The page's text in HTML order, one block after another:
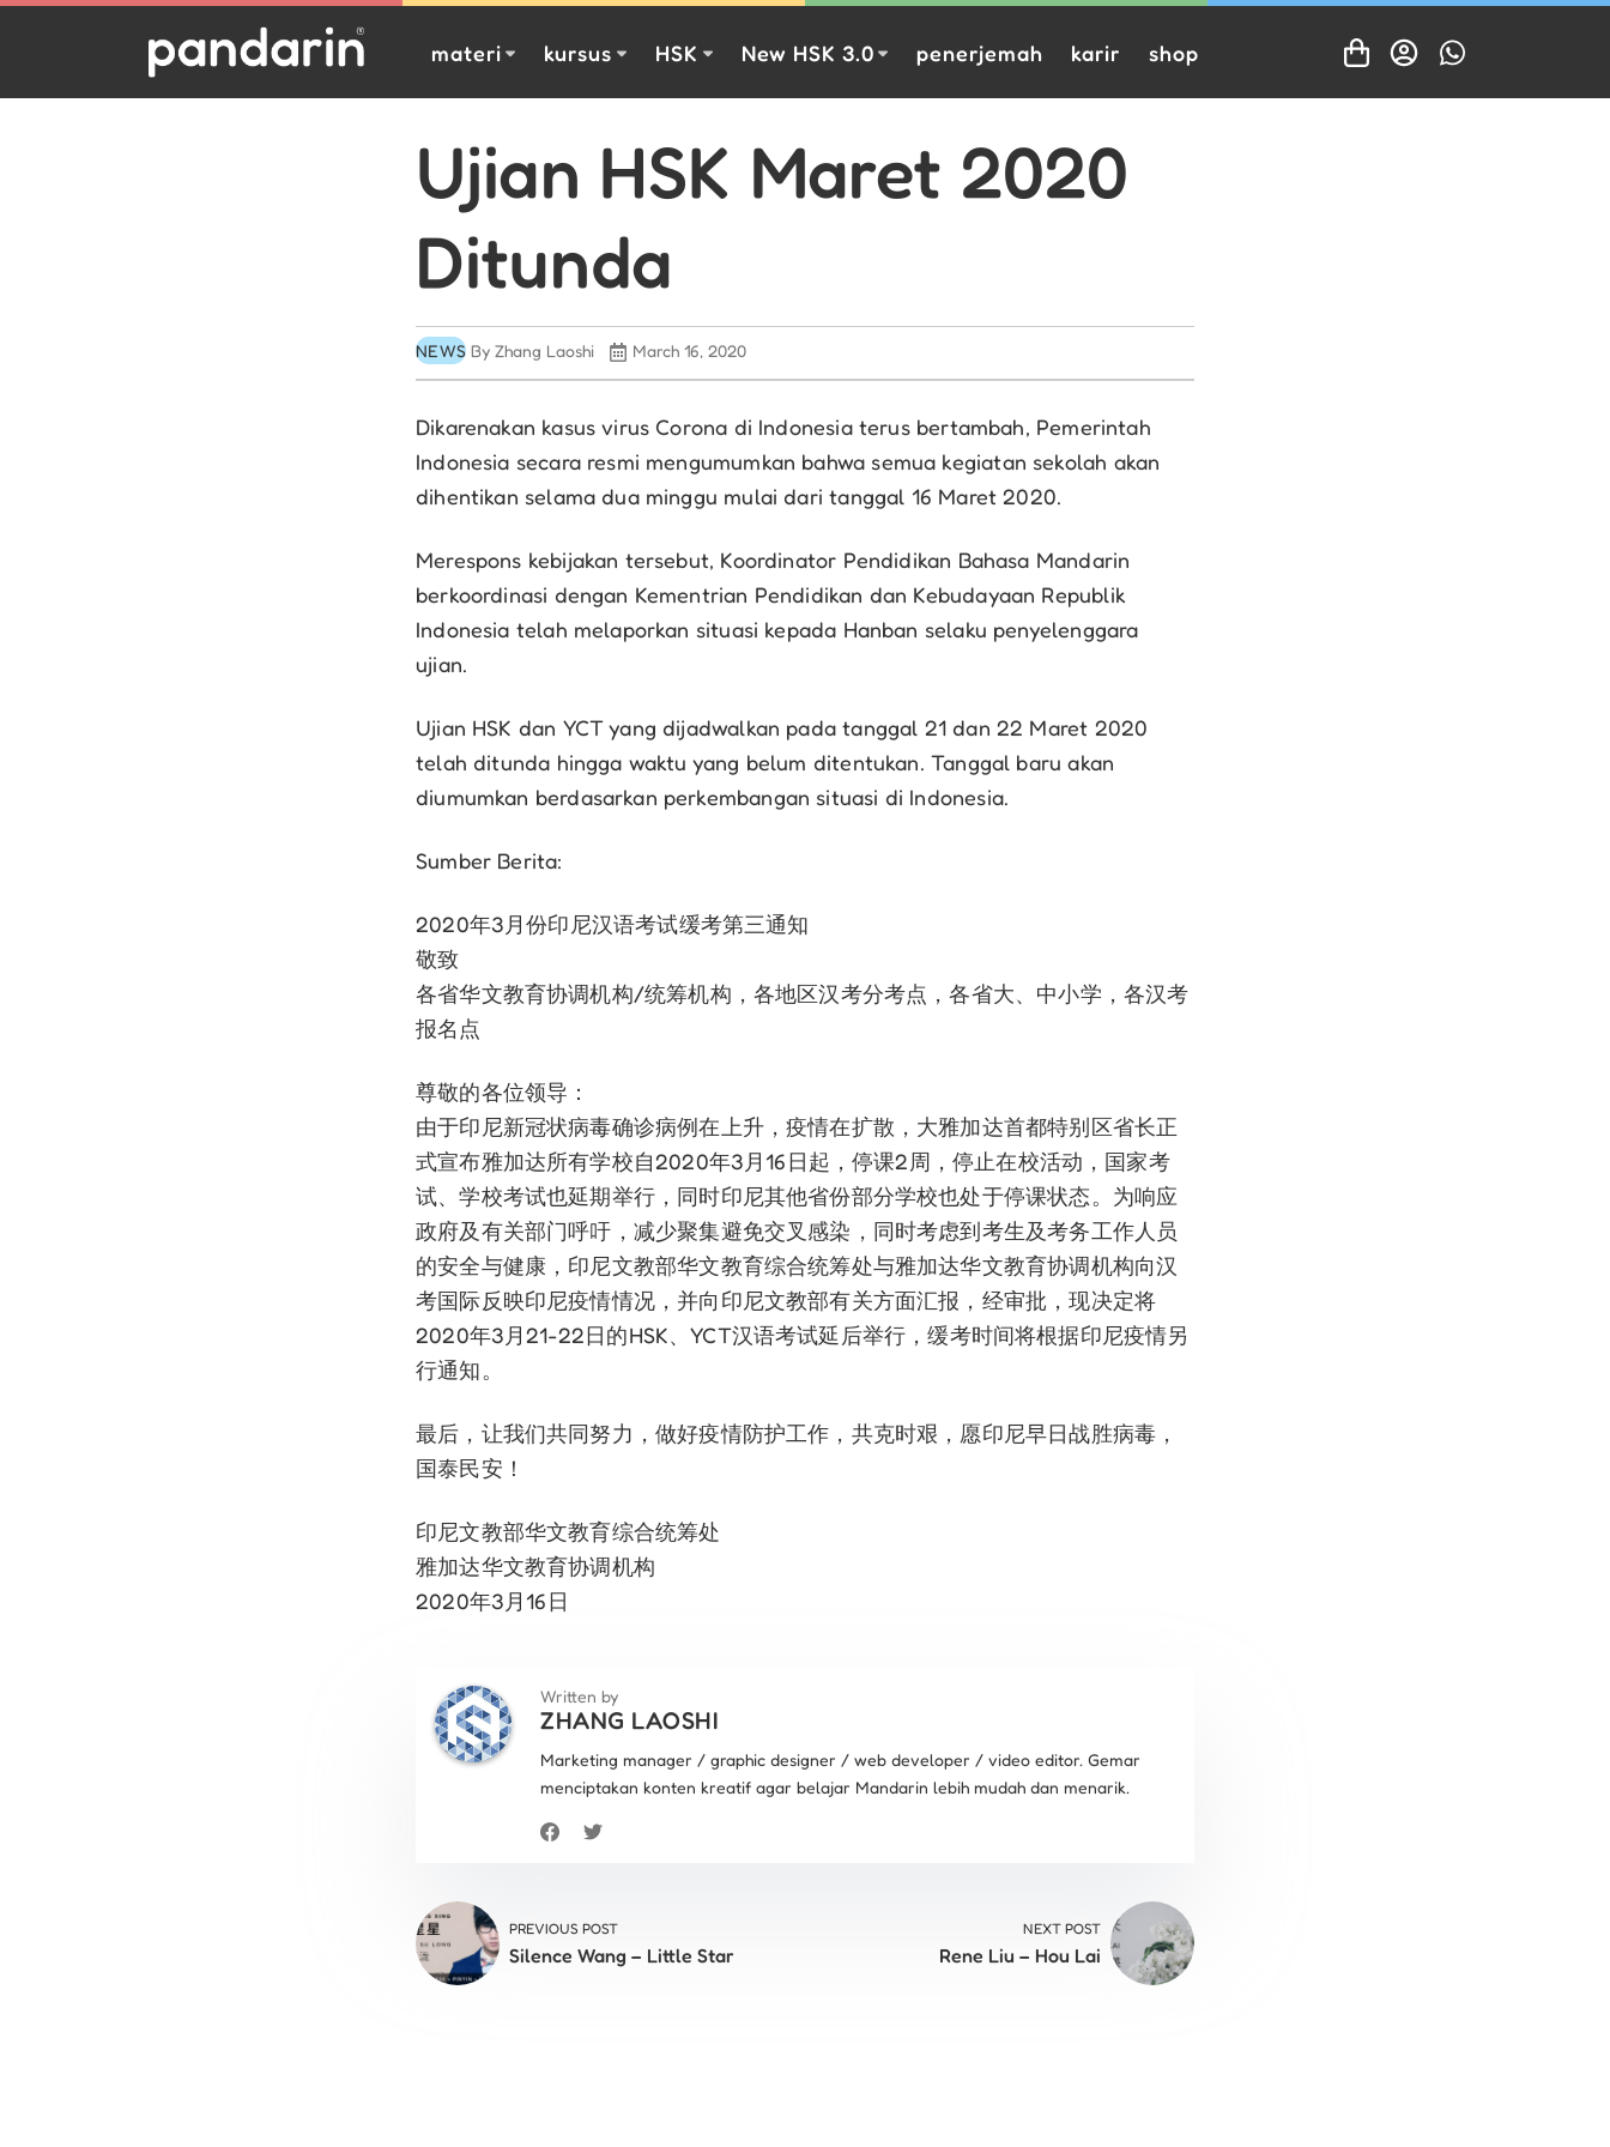
materi kursus HSK New HSK 3.0 penerjemah karir shop
Ujian HSK Maret 2020
Ditunda
NEWS By Zhang Laoshi March 16, 2020
Dikarenakan kasus virus Corona di Indonesia terus bertambah, Pemerintah
Indonesia secara resmi mengumumkan bahwa semua kegiatan sekolah akan
dihentikan selama dua minggu mulai dari tanggal 16 Maret 2020.
Merespons kebijakan tersebut, Koordinator Pendidikan Bahasa Mandarin
berkoordinasi dengan Kementrian Pendidikan dan Kebudayaan Republik
Indonesia telah melaporkan situasi kepada Hanban selaku penyelenggara
ujian.
Ujian HSK dan YCT yang dijadwalkan pada tanggal 21 dan 22 Maret 2020
telah ditunda hingga waktu yang belum ditentukan. Tanggal baru akan
diumumkan berdasarkan perkembangan situasi di Indonesia.
Sumber Berita:
2020年3月份印尼汉语考试缓考第三通知
敬致
各省华文教育协调机构/统筹机构，各地区汉考分考点，各省大、中小学，各汉考
报名点
尊敬的各位领导：
由于印尼新冠状病毒确诊病例在上升，疫情在扩散，大雅加达首都特别区省长正
式宣布雅加达所有学校自2020年3月16日起，停课2周，停止在校活动，国家考
试、学校考试也延期举行，同时印尼其他省份部分学校也处于停课状态。为响应
政府及有关部门呼吁，减少聚集避免交叉感染，同时考虑到考生及考务工作人员
的安全与健康，印尼文教部华文教育综合统筹处与雅加达华文教育协调机构向汉
考国际反映印尼疫情情况，并向印尼文教部有关方面汇报，经审批，现决定将
2020年3月21-22日的HSK、YCT汉语考试延后举行，缓考时间将根据印尼疫情另
行通知。
最后，让我们共同努力，做好疫情防护工作，共克时艰，愿印尼早日战胜病毒，
国泰民安！
印尼文教部华文教育综合统筹处
雅加达华文教育协调机构
2020年3月16日
Written by
ZHANG LAOSHI
Marketing manager / graphic designer / web developer / video editor. Gemar
menciptakan konten kreatif agar belajar Mandarin lebih mudah dan menarik.
PREVIOUS POST
Silence Wang – Little Star
NEXT POST
Rene Liu – Hou Lai